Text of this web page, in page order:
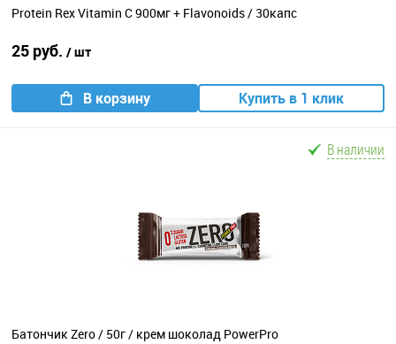
Protein Rex Vitamin C 900мг + Flavonoids / 30капс
25 руб. / шт
В корзину Купить в 1 клик
В наличии
Батончик Zero / 50г / крем шоколад PowerPro